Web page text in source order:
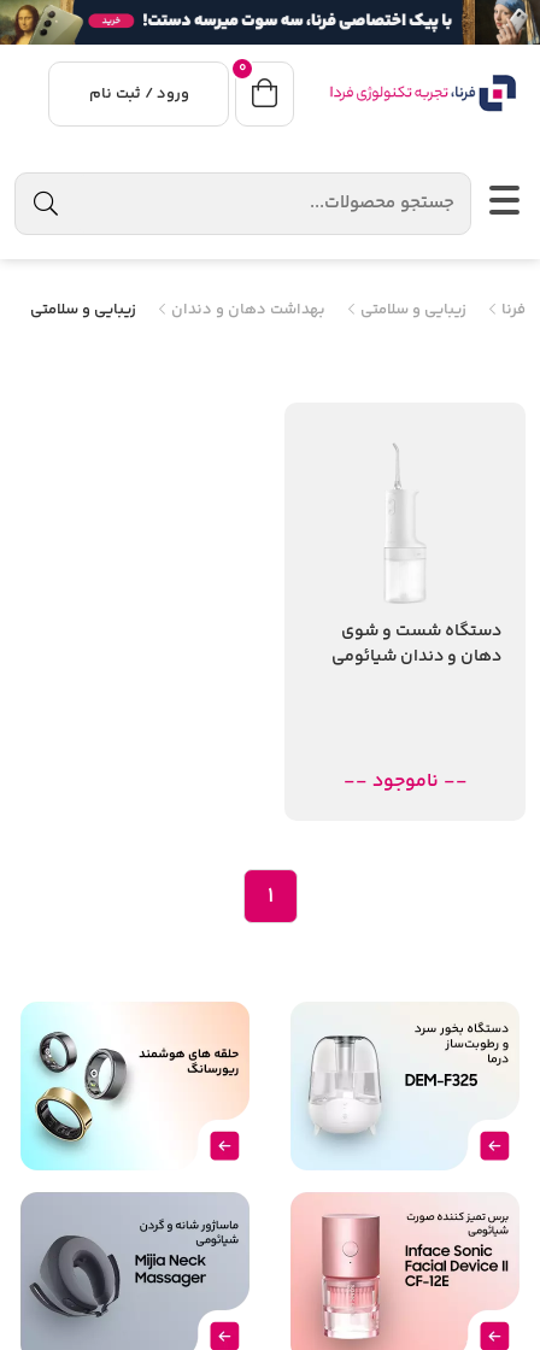
0
ورود / ثبت نام
فرنا زیبایی و سلامتی بهداشت دهان و دندان زیبایی و سلامتی
دستگاه شست و شوی
دهان و دندان شیائومی
-- ناموجود --
1